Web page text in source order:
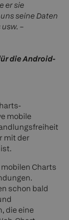
er sie
seine Daten
–
die Android-
mobile
mit der
Charts
schon bald
die eine